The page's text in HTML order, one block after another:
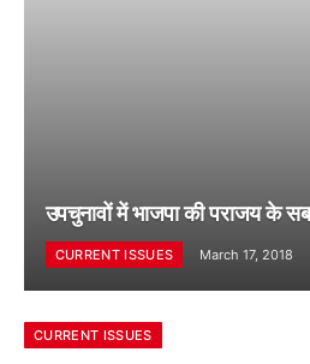
उपचुनावों में भाजपा की पराजय के
CURRENT ISSUES March 17, 2018
CURRENT ISSUES